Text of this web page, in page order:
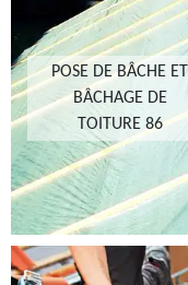
POSE DE BÂCHE ET
BÂCHAGE DE
TOITURE 86